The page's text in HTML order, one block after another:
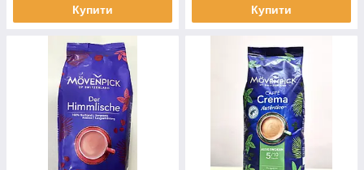
Купити Купити